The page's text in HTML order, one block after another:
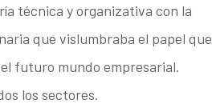
técnica y organizativa con la
que vislumbraba el papel que
futuro mundo empresarial.
los sectores.